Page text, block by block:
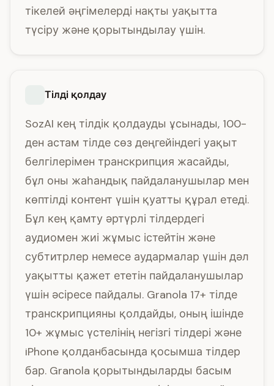
тікелей әңгімелерді нақты уақытта
түсіру және қорытындылау үшін.
Тілді қолдау
SozAI кең тілдік қолдауды ұсынады, 100-
ден астам тілде сөз деңгейіндегі уақыт
белгілерімен транскрипция жасайды,
бұл оны жаһандық пайдаланушылар мен
көптілді контент үшін қуатты құрал етеді.
Бұл кең қамту әртүрлі тілдердегі
аудиомен жиі жұмыс істейтін және
субтитрлер немесе аудармалар үшін дәл
уақытты қажет ететін пайдаланушылар
үшін әсіресе пайдалы. Granola 17+ тілде
транскрипцияны қолдайды, оның ішінде
10+ жұмыс үстелінің негізгі тілдері және
iPhone қолданбасында қосымша тілдер
бар. Granola қорытындыларды басым